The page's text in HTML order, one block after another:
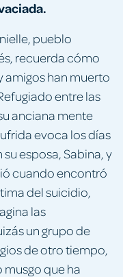
pueblo
recuerda cómo
amigos han muerto
entre las
anciana mente
evoca los días
esposa, Sabina, y
cuando encontró
del suicidio,
las
un grupo de
de otro tiempo,
que ha